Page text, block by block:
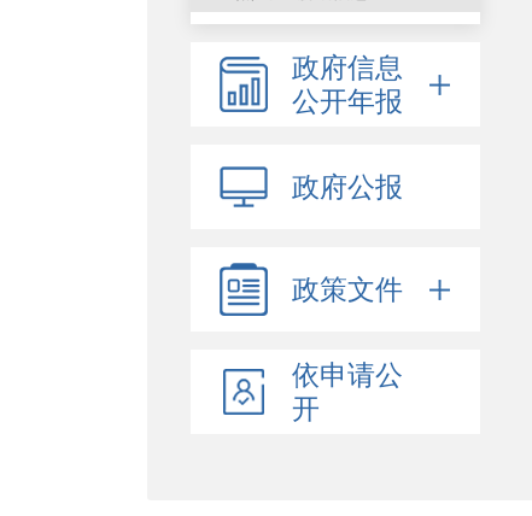
政府信息
公开年报
政府公报
政策文件
依申请公
开